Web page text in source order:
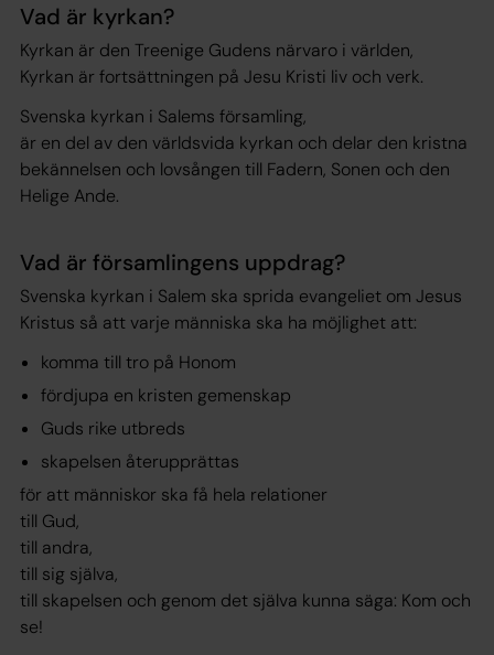
Vad är kyrkan?
Kyrkan är den Treenige Gudens närvaro i världen,
Kyrkan är fortsättningen på Jesu Kristi liv och verk.
Svenska kyrkan i Salems församling,
är en del av den världsvida kyrkan och delar den kristna
bekännelsen och lovsången till Fadern, Sonen och den
Helige Ande.
Vad är församlingens uppdrag?
Svenska kyrkan i Salem ska sprida evangeliet om Jesus
Kristus så att varje människa ska ha möjlighet att:
komma till tro på Honom
fördjupa en kristen gemenskap
Guds rike utbreds
skapelsen återupprättas
för att människor ska få hela relationer
till Gud,
till andra,
till sig själva,
till skapelsen och genom det själva kunna säga: Kom och
se!